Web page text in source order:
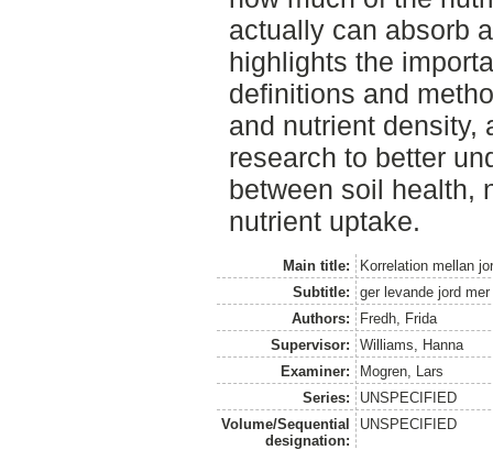
actually can absorb
highlights the
definitions and
and nutrient density,
research to better
between soil health,
nutrient uptake.
Main title:
Korrelation mellan
Subtitle:
ger levande jord
Authors:
Fredh, Frida
Supervisor:
Williams, Hanna
Examiner:
Mogren, Lars
Series:
UNSPECIFIED
Volume/Sequential
designation:
UNSPECIFIED